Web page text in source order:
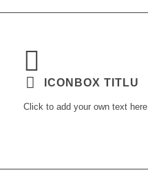
ICONBOX TITLU
Click to add your own text here